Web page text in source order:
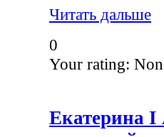
Читать дальше
0
Your rating:
Екатерина I